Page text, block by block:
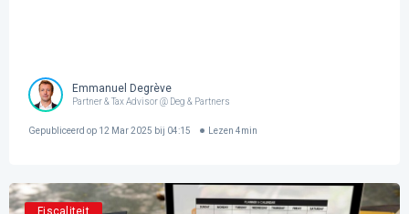
Emmanuel Degrève
Partner & Tax Advisor @ Deg & Partners
Gepubliceerd op 12 Mar 2025 bij 04:15 Lezen 4min